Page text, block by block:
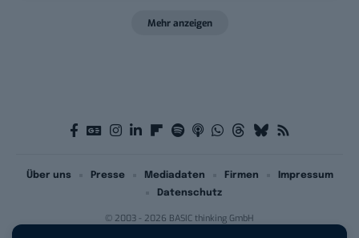
Mehr anzeigen
© 2003 - 2026 BASIC thinking GmbH
Über uns Presse Mediadaten Firmen
Impressum
Datenschutz